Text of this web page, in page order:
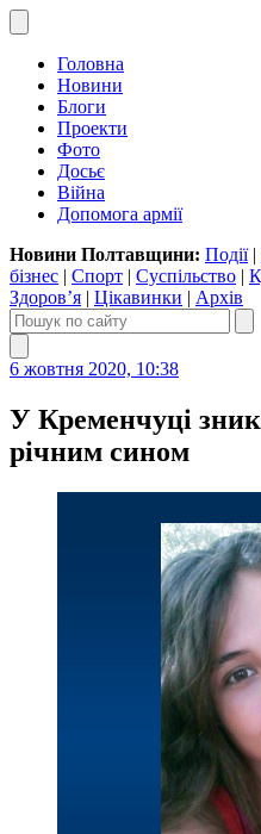
Головна
Новини
Блоги
Проекти
Фото
Досьє
Війна
Допомога армії
Новини Полтавщини: Події|
бізнес | Спорт | Суспільство |
Здоров’я | Цікавинки | Архів
6 жовтня 2020, 10:38
У Кременчуці
річним сином